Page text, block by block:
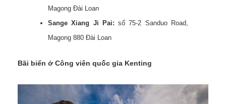
Magong Đài Loan
Sange Xiang Ji Pai: số 75-2 Sanduo Road,
Magong 880 Đài Loan
Bãi biển ở Công viên quốc gia Kenting